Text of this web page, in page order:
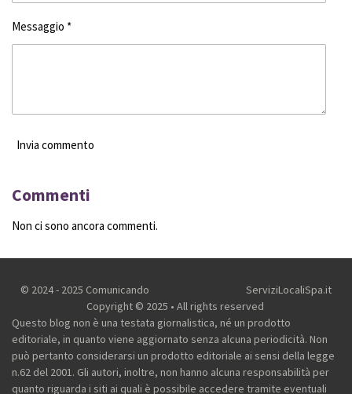
Messaggio *
Invia commento
Commenti
Non ci sono ancora commenti.
© 2024 - 2025 Comunicando ServiziLocaliSpa.it
Copyright © 2025 • All rights reserved
Questo blog non è una testata giornalistica, né un prodotto
editoriale, in quanto viene aggiornato senza alcuna periodicità. Non
può pertanto considerarsi un prodotto editoriale ai sensi della legge
n.62 del 2001. Gli autori, inoltre, non hanno alcuna responsabilità per
quanto riguarda i siti ai quali è possibile accedere tramite eventuali